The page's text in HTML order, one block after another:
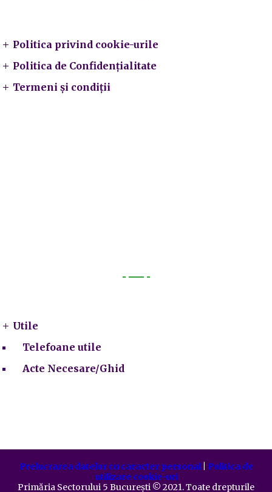
Politica privind cookie-urile
Politica de Confidențialitate
Termeni și condiții
Utile
Telefoane utile
Acte Necesare/Ghid
Prelucrarea datelor cu caracter personal| Politica de
utilizare cookie-uri
Primăria Sectorului 5 București ©️ 2021. Toate drepturile